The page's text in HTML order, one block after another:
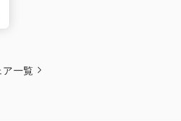
ア一覧